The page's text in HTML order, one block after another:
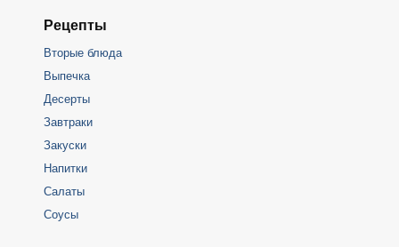
Рецепты
Вторые блюда
Выпечка
Десерты
Завтраки
Закуски
Напитки
Салаты
Соусы